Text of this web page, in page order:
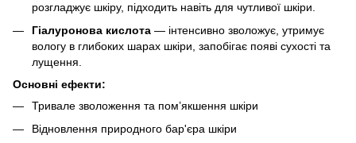
розгладжує шкіру, підходить навіть для чутливої шкіри.
Гіалуронова кислота — інтенсивно зволожує, утримує
вологу в глибоких шарах шкіри, запобігає появі сухості та
лущення.
Основні ефекти:
Тривале зволоження та пом’якшення шкіри
Відновлення природного бар'єра шкіри